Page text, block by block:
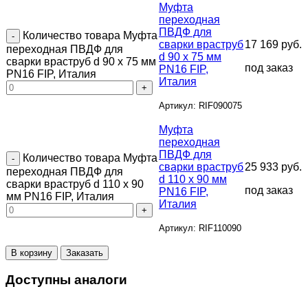
Количество товара Муфта
переходная ПВДФ для
сварки враструб d 90 х 75 мм
PN16 FIP, Италия
Муфта
переходная
ПВДФ для
сварки враструб
d 90 х 75 мм
PN16 FIP,
Италия
Артикул: RIF090075
17 169 руб.
под заказ
Количество товара Муфта
переходная ПВДФ для
сварки враструб d 110 х 90
мм PN16 FIP, Италия
Муфта
переходная
ПВДФ для
сварки враструб
d 110 х 90 мм
PN16 FIP,
Италия
Артикул: RIF110090
25 933 руб.
под заказ
В корзину Заказать
Доступны аналоги